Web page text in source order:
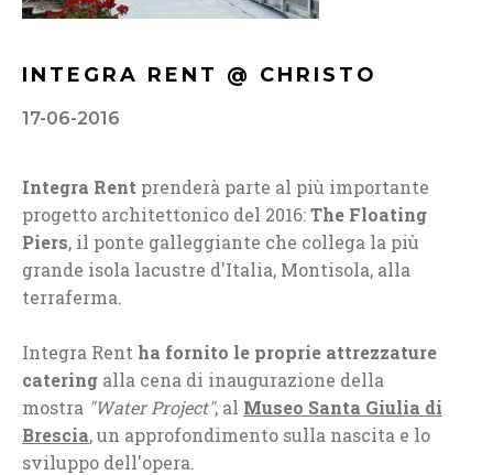
INTEGRA RENT @ CHRISTO
17-06-2016
Integra Rent prenderà parte al più importante
progetto architettonico del 2016:The Floating
Piers, il ponte galleggiante che collega la più
grande isola lacustre d'Italia, Montisola, alla
terraferma.
Integra Rent ha fornito le proprie attrezzature
catering alla cena di inaugurazione della
mostra "Water Project", al Museo Santa Giulia di
Brescia, un approfondimento sulla nascita e lo
sviluppo dell'opera.